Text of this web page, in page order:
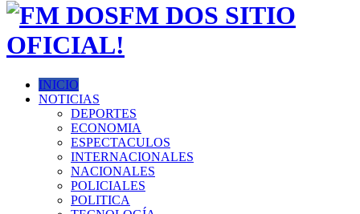
FM DOS SITIO
OFICIAL!
INICIO
NOTICIAS
DEPORTES
ECONOMIA
ESPECTACULOS
INTERNACIONALES
NACIONALES
POLICIALES
POLITICA